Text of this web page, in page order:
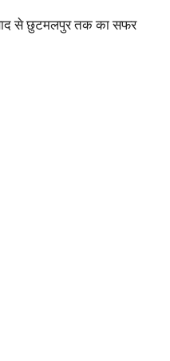
से छुटमलपुर तक का सफर